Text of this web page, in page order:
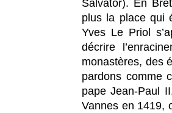
Salvator). En
plus la place qui
Yves Le Priol
décrire
monastères, des
pardons comme
pape Jean-Paul
Vannes en 1419,